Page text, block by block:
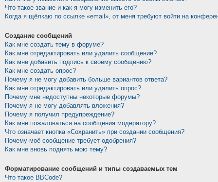
Что такое звание и как я могу изменить его?
Когда я щёлкаю по ссылке «email», от меня требуют войти на
Создание сообщений
Как мне создать тему в форуме?
Как мне отредактировать или удалить сообщение?
Как мне добавить подпись к своему сообщению?
Как мне создать опрос?
Почему я не могу добавить больше вариантов ответа?
Как мне отредактировать или удалить опрос?
Почему мне недоступны некоторые форумы?
Почему я не могу добавлять вложения?
Почему я получил предупреждение?
Как мне пожаловаться на сообщения модератору?
Что означает кнопка «Сохранить» при создании сообщения?
Почему моё сообщение требует одобрения?
Как мне вновь поднять мою тему?
Форматирование сообщений и типы создаваемых тем
Что такое BBCode?